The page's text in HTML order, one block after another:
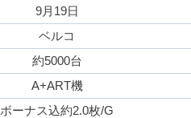
9月19日
ベルコ
約5000台
A+ART機
ボーナス込約2.0枚/G